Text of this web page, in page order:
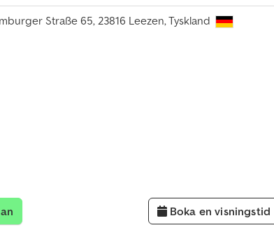
Straße 65, 23816 Leezen, Tyskland
Boka en visningstid